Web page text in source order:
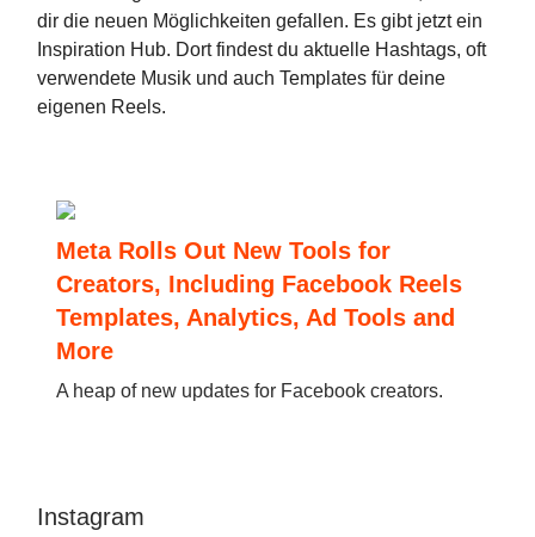
dir die neuen Möglichkeiten gefallen. Es gibt jetzt ein
Inspiration Hub. Dort findest du aktuelle Hashtags, oft
verwendete Musik und auch Templates für deine
eigenen Reels.
Meta Rolls Out New Tools for
Creators, Including Facebook Reels
Templates, Analytics, Ad Tools and
More
A heap of new updates for Facebook creators.
Instagram